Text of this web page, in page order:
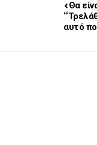
«Θα
αυτό